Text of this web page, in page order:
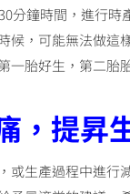
分鐘時間，進行
候，可能無法做這
一胎好生，第二胎
，提昇
或生產過程中進